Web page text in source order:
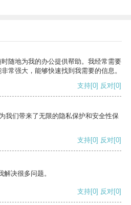
随地为我的办公提供帮助。我经常需要
常强大，能够快速找到我需要的信息。
支持[0] 反对[0]
我们带来了无限的隐私保护和安全性保
支持[0] 反对[0]
决很多问题。
支持[0] 反对[0]